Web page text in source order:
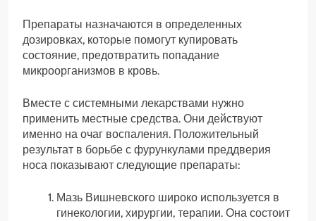
Препараты назначаются в определенных
дозировках, которые помогут купировать
состояние, предотвратить попадание
микроорганизмов в кровь.
Вместе с системными лекарствами нужно
применить местные средства. Они действуют
именно на очаг воспаления. Положительный
результат в борьбе с фурункулами преддверия
носа показывают следующие препараты:
Мазь Вишневского широко используется в
гинекологии, хирургии, терапии. Она состоит